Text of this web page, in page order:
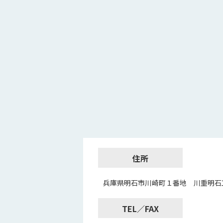
住所
兵庫県明石市川崎町１番地 川重明石
TEL／FAX